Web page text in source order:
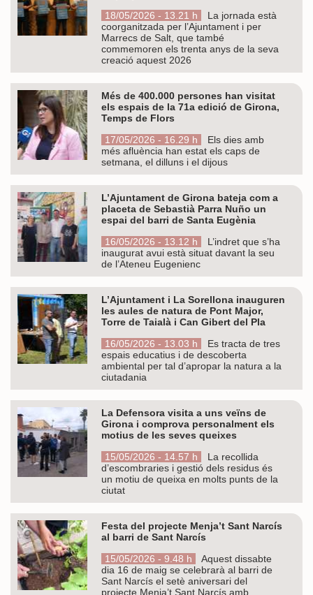
18/05/2026 - 13.21 h
La jornada està
coorganitzada per l’Ajuntament i per
Marrecs de Salt, que també
commemoren els trenta anys de la seva
creació aquest 2026
Més de 400.000 persones han visitat
els espais de la 71a edició de Girona,
Temps de Flors
17/05/2026 - 16.29 h
Els dies amb
més afluència han estat els caps de
setmana, el dilluns i el dijous
L’Ajuntament de Girona bateja com a
placeta de Sebastià Parra Nuño un
espai del barri de Santa Eugènia
16/05/2026 - 13.12 h
L’indret que s’ha
inaugurat avui està situat davant la seu
de l’Ateneu Eugenienc
L’Ajuntament i La Sorellona inauguren
les aules de natura de Pont Major,
Torre de Taialà i Can Gibert del Pla
16/05/2026 - 13.03 h
Es tracta de tres
espais educatius i de descoberta
ambiental per tal d’apropar la natura a la
ciutadania
La Defensora visita a uns veïns de
Girona i comprova personalment els
motius de les seves queixes
15/05/2026 - 14.57 h
La recollida
d’escombraries i gestió dels residus és
un motiu de queixa en molts punts de la
ciutat
Festa del projecte Menja’t Sant Narcís
al barri de Sant Narcís
15/05/2026 - 9.48 h
Aquest dissabte
dia 16 de maig se celebrarà al barri de
Sant Narcís el setè aniversari del
projecte Menja’t Sant Narcís amb